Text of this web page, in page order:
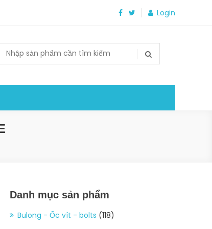
Login
Danh mục sản phẩm
Bulong - Ốc vít - bolts (118)